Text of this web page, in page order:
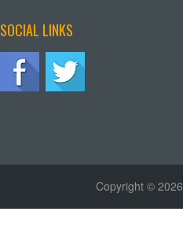
SOCIAL LINKS
Copyright © 2026